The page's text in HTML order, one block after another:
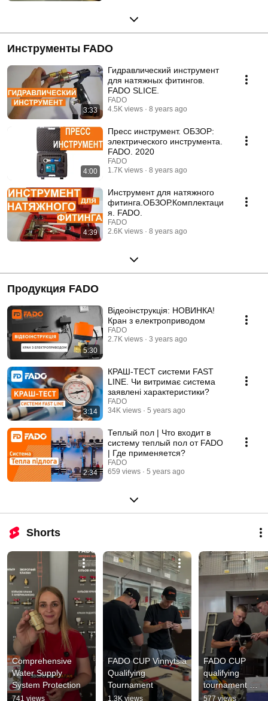
Инструменты FADO
3:33
Гидравлический инструмент
для натяжных фитингов.
FADO SLICE.
FADO
4.5K views
8 years ago
4:00
Пресс инструмент. ОБЗОР:
электрического инструмента.
FADO. 2020
FADO
1.7K views
8 years ago
4:39
Инструмент для натяжного
фитинга.ОБЗОР.Комплектаци
я. FADO.
FADO
2.6K views
8 years ago
Продукция FADO
5:30
Відеоінструкція: НОВИНКА!
Кран з електроприводом
FADO
2.7K views
3 years ago
3:14
КРАШ-ТЕСТ системи FAST
LINE. Чи витримає система
заявлені характеристики?
FADO
34K views
5 years ago
2:34
Теплый пол | Что входит в
систему теплый пол от FADO
| Где применяется?
FADO
659 views
5 years ago
Shorts
Comprehensive
Water Supply
System Protection
741 views
FADO CUP Vinnytsia
Qualifying
Tournament
1.3K views
FADO CUP
qualifying
tournament
Vinnytsia
577 views